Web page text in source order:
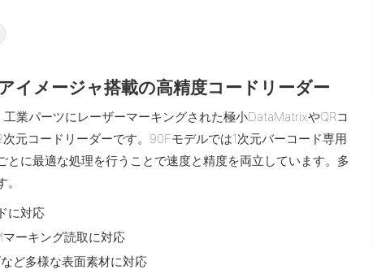
イメージャ搭載の高精度コードリーダー
業パーツにレーザーマーキングされた極小DataMatrixやQRコ
元コードリーダーです。90Fモデルでは1次元バーコード専用
に最適な処理を行うことで速度と精度を両立しています。多
に対応
ーキング読取に対応
ど多様な表面素材に対応